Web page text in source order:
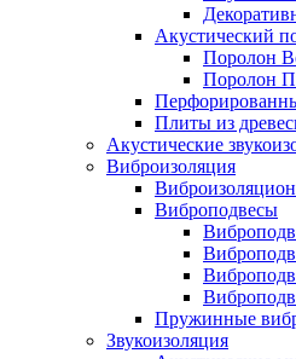
Акустический
Поролон
Поролон
Плиты из
Акустические
Виброизоляция
Виброподвесы
Пружинные
Звукоизоляция